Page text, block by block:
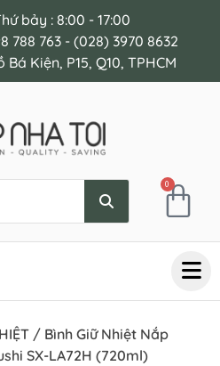
bảy : 8:00 - 17:00
788 763 - (028) 3970 8632
Kiện, P15, Q10, TPHCM
0
/ Bình Giữ Nhiệt Nắp
SX-LA72H (720ml)